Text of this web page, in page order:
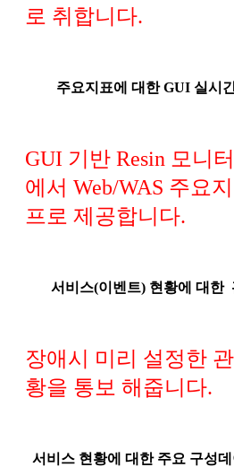
로 취합니다.
주요지표에 대한 GUI 실시
GUI 기반 Resin 모니
에서 Web/WAS 주요
프로 제공합니다.
서비스(이벤트) 현황에 대한
장애시 미리 설정한
황을 통보 해줍니다.
서비스 현황에 대한 주요 구성